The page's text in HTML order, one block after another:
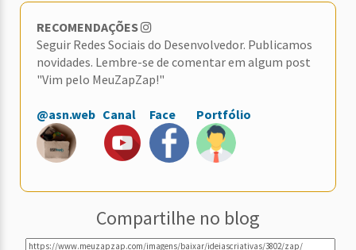
RECOMENDAÇÕES
Seguir Redes Sociais do Desenvolvedor. Publicamos
novidades. Lembre-se de comentar em algum post
"Vim pelo MeuZapZap!"
@asn.web Canal Face Portfólio
Compartilhe no blog